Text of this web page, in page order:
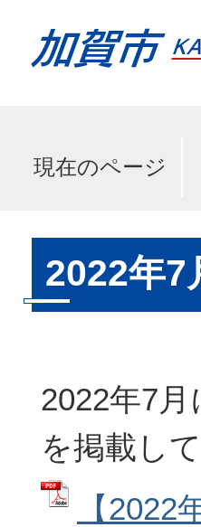
現在のページ
2022年7
2022年7
を掲載し
【